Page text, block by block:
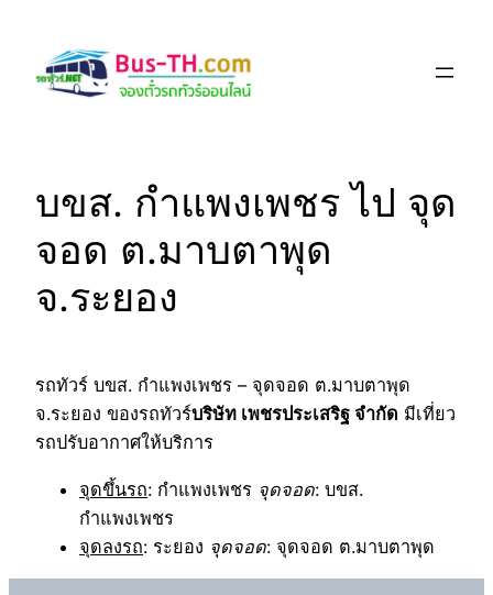
content
บขส. กำแพงเพชร ไป จุด
จอด ต.มาบตาพุด
จ.ระยอง
รถทัวร์ บขส. กำแพงเพชร – จุดจอด ต.มาบตาพุด
จ.ระยอง ของรถทัวร์บริษัท เพชรประเสริฐ จำกัด มีเที่ยว
รถปรับอากาศให้บริการ
จุดขึ้นรถ: กำแพงเพชร จุดจอด: บขส.
กำแพงเพชร
จุดลงรถ: ระยอง จุดจอด: จุดจอด ต.มาบตาพุด